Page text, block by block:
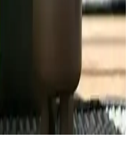
Mobil Cihazların
Etkilenir
takibi ve güvenliği zorlaşır. Bu
Riskleri ve
Bilgilendirme
temel özellikleri, yasal ve teknik
ele alınmıştır. Güvenlik ve